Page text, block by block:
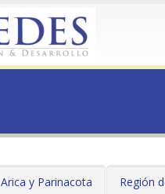
Arica y Parinacota Región